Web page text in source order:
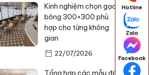
Kinh nghiệm chọn gạch
bông 300×300 phù
hợp cho từng không
gian
22/07/2026
Tổng hợp các mẫu đá
Hotline
Zalo
Facebook